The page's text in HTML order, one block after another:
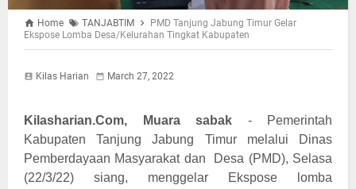
Home TANJABTIM
PMD Tanjung Jabung Timur Gelar
Ekspose Lomba Desa/Kelurahan Tingkat Kabupaten
Kilas Harian March 27, 2022
Kilasharian.Com, Muara sabak - Pemerintah
Kabupaten Tanjung Jabung Timur melalui Dinas
Pemberdayaan Masyarakat dan Desa (PMD), Selasa
(22/3/22) siang, menggelar Ekspose lomba